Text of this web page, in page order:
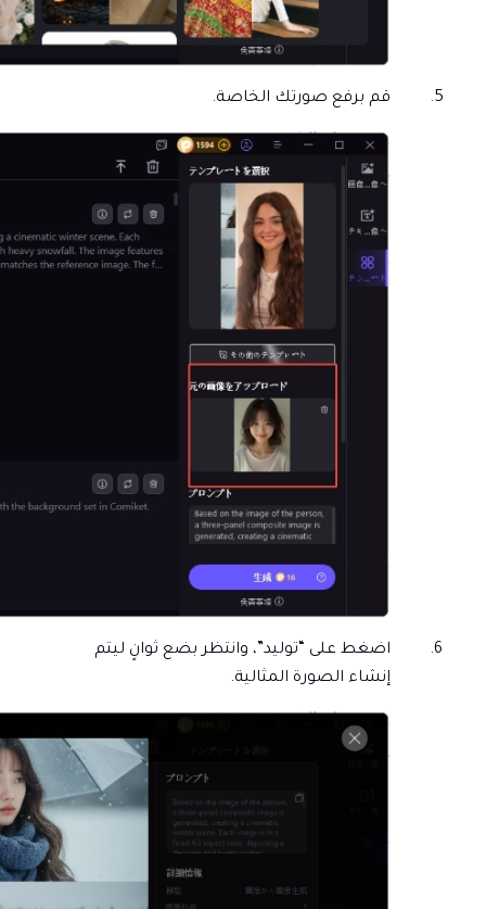
قم برفع صورتك الخاصة.
اضغط على “توليد”، وانتظر بضع ثوانٍ ليتم
إنشاء الصورة المثالية.